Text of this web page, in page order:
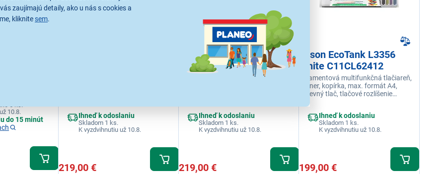
zaujímajú detaily, ako u nás s cookies a
kliknite sem.
10.8.
do 15 minút
C13T00S64A, pripojenie USB, displej
Ihneď k odoslaniu
Skladom 1 ks.
K vyzdvihnutiu už 10.8.
219,00 €
Epson EcoTank L3360
Black C11CL63409
Atramentová multifunkčná tlačiareň,
C13T00S64A, pripojenie USB, displej
Ihneď k odoslaniu
Skladom 1 ks.
K vyzdvihnutiu už 10.8.
219,00 €
Epson EcoTank L3356
White C11CL62412
Atramentová multifunkčná tlačiareň,
skener, kopírka, max. formát A4,
barevný tlač, tlačové rozlíšenie
C13T00S64A, pripojenie USB
Ihneď k odoslaniu
Skladom 1 ks.
K vyzdvihnutiu už 10.8.
199,00 €